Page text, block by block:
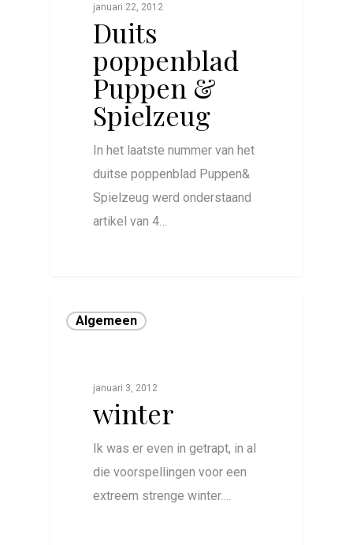
januari 22, 2012
Duits
poppenblad
Puppen &
Spielzeug
In het laatste nummer van het
duitse poppenblad Puppen&
Spielzeug werd onderstaand
artikel van 4…
Algemeen
januari 3, 2012
winter
Ik was er even in getrapt, in al
die voorspellingen voor een
extreem strenge winter.…